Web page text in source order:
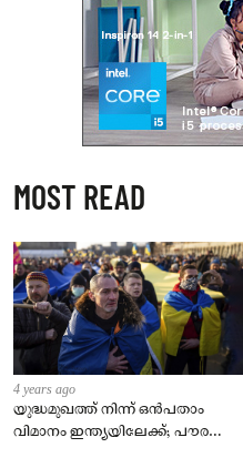
MOST READ
4 years ago
യുദ്ധമുഖത്ത് നിന്ന് ഒൻപതാം
വിമാനം ഇന്ത്യയിലേക്ക്; പൗരന്മാർ